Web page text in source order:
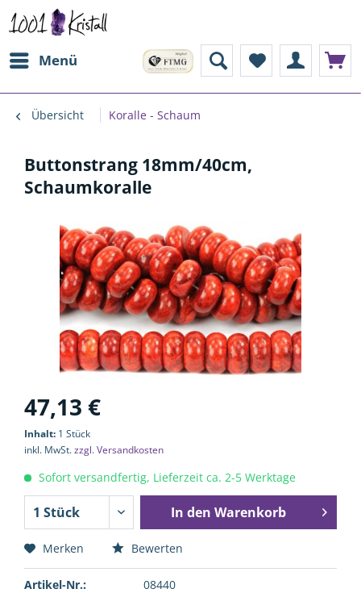
Menü
Übersicht Koralle - Schaum
Buttonstrang 18mm/40cm,
Schaumkoralle
47,13 €
Inhalt: 1 Stück
inkl. MwSt.zzgl. Versandkosten
Sofort versandfertig, Lieferzeit ca. 2-5 Werktage
In den Warenkorb
Merken Bewerten
Artikel-Nr.:
08440